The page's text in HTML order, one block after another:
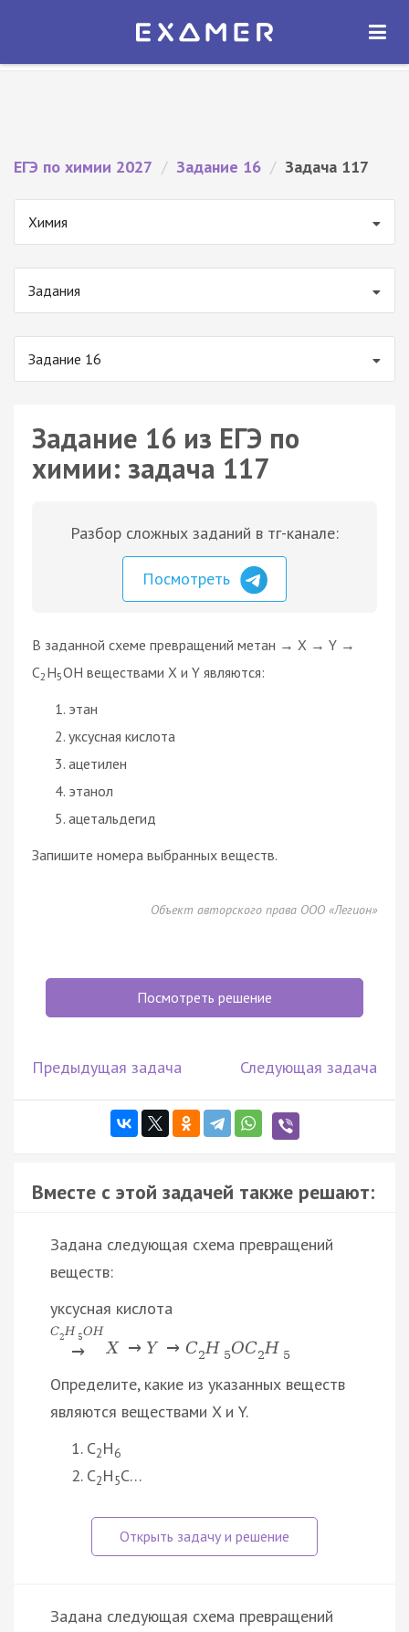
Экзамер — ЕГЭ 2027
ОТКРЫТЬ
ЕГЭ по химии 2027 / Задание 16 / Задача 117
Химия
Задания
Задание 16
Задание 16 из ЕГЭ по
химии: задача 117
Разбор сложных заданий в тг-канале:
Посмотреть
В заданной схеме превращений метан → X → Y →
C2 H5OH веществами Х и Y являются:
этан
уксусная кислота
ацетилен
этанол
ацетальдегид
Запишите номера выбранных веществ.
Объект авторского права ООО «Легион»
Посмотреть решение
Предыдущая задача Следующая задача
Вместе с этой задачей также решают:
Задана следующая схема превращений
веществ:
уксусная кислота
C2H 5OH
→ X → Y → C2H 5OC2H 5
Определите, какие из указанных веществ
являются веществами X и Y.
C2H6
C2H5C…
Задана следующая схема превращений